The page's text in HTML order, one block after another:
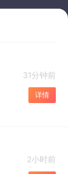
31分钟前
详情
2小时前